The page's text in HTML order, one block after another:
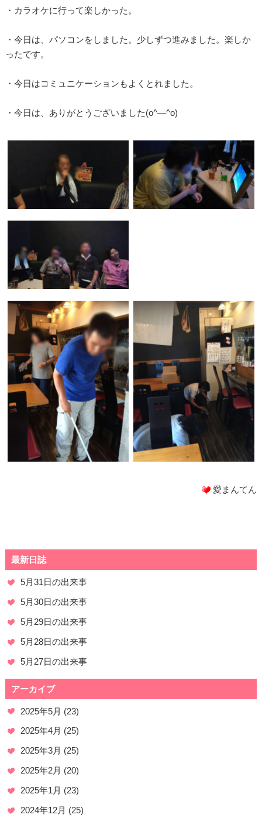
・カラオケに行って楽しかった。
・今日は、パソコンをしました。少しずつ進みました。楽しか
ったです。
・今日はコミュニケーションもよくとれました。
・今日は、ありがとうございました(o^―^o)
愛まんてん
最新日誌
5月31日の出来事
5月30日の出来事
5月29日の出来事
5月28日の出来事
5月27日の出来事
アーカイブ
2025年5月 (23)
2025年4月 (25)
2025年3月 (25)
2025年2月 (20)
2025年1月 (23)
2024年12月 (25)